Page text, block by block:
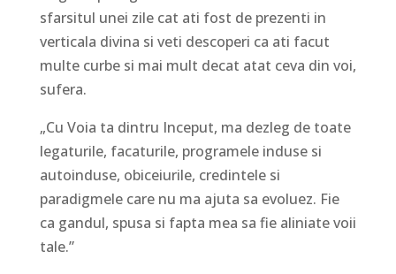
sfarsitul unei zile cat ati fost de prezenti in
verticala divina si veti descoperi ca ati facut
multe curbe si mai mult decat atat ceva din voi,
sufera.
„Cu Voia ta dintru Inceput, ma dezleg de toate
legaturile, facaturile, programele induse si
autoinduse, obiceiurile, credintele si
paradigmele care nu ma ajuta sa evoluez. Fie
ca gandul, spusa si fapta mea sa fie aliniate voii
tale.”